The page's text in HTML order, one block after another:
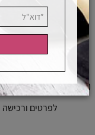
עגיל נופל רובי ורוד
₪2,400
לפרטים ורכישה